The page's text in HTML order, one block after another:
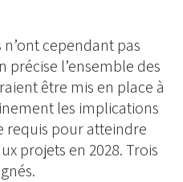
cependant pas
précise l’ensemble des
être mis en place à
les implications
requis pour atteindre
projets en 2028. Trois